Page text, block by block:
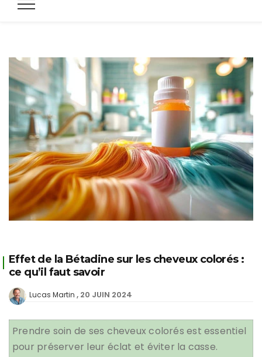
Effet de la Bétadine sur les cheveux colorés :
ce qu’il faut savoir
Lucas Martin 20 JUIN 2024
Prendre soin de ses cheveux colorés est essentiel
pour préserver leur éclat et éviter la casse.